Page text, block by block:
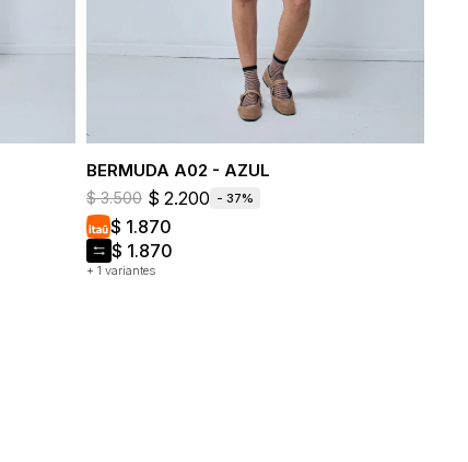
BERMUDA A02 - AZUL
+ 1 variantes
$ 3.500 $ 2.200 37
$ 1.870
$ 1.870